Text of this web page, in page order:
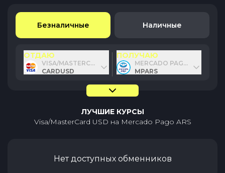
Безналичные Наличные
ОТДАЮ
VISA/MASTERCARD USD
CARDUSD
ПОЛУЧАЮ
MERCADO PAGO ARS
MPARS
ЛУЧШИЕ КУРСЫ
Visa/MasterCard USD на Mercado Pago ARS
Нет доступных обменников